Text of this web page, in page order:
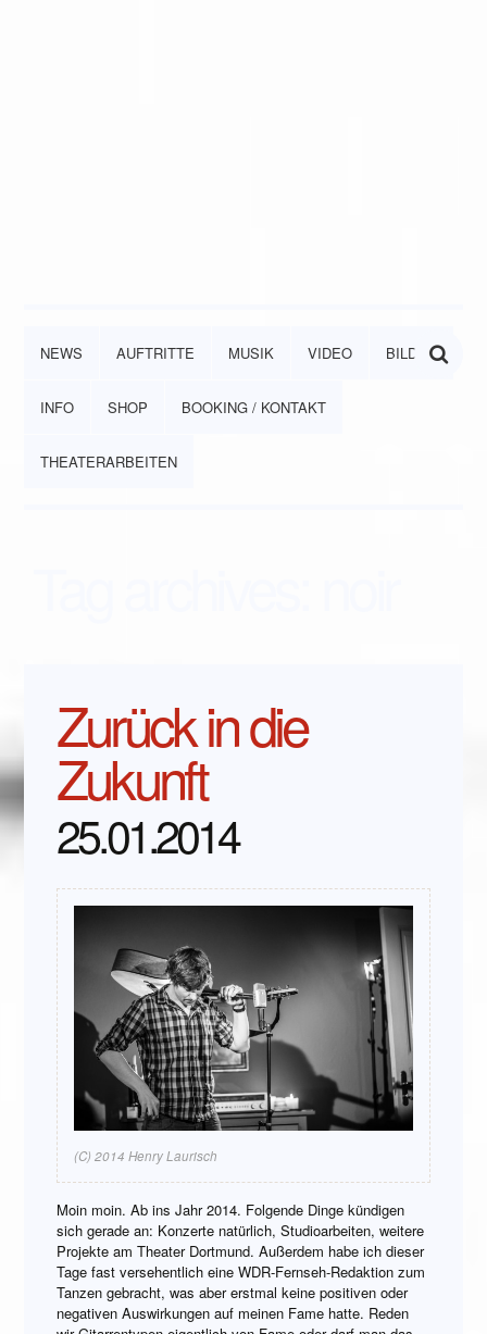
NEWS AUFTRITTE MUSIK VIDEO BILDER
INFO SHOP BOOKING / KONTAKT
THEATERARBEITEN
Zurück in die
Zukunft
25.01.2014
(C) 2014 Henry Laurisch
Moin moin. Ab ins Jahr 2014. Folgende Dinge kündigen
sich gerade an: Konzerte natürlich, Studioarbeiten, weitere
Projekte am Theater Dortmund. Außerdem habe ich dieser
Tage fast versehentlich eine WDR-Fernseh-Redaktion zum
Tanzen gebracht, was aber erstmal keine positiven oder
negativen Auswirkungen auf meinen Fame hatte. Reden